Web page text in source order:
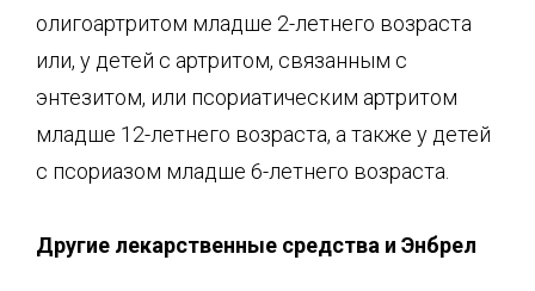
олигоартритом младше 2-летнего возраста
или, у детей с артритом, связанным с
энтезитом, или псориатическим артритом
младше 12-летнего возраста, а также у детей
с псориазом младше 6-летнего возраста.
Другие лекарственные средства и Энбрел